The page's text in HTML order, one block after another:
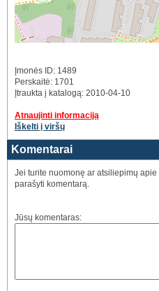
Įmonės ID: 1489
Perskaitė: 1701
Įtraukta į katalogą: 2010-04-10
Atnaujinti informaciją
Iškelti į viršų
Komentarai
Jei turite nuomonę ar atsiliepimų
parašyti komentarą.
Jūsų komentaras: